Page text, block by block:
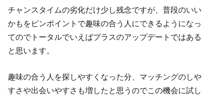
チャンスタイムの劣化だけ少し残念ですが、普段のいい
かもをピンポイントで趣味の合う人にできるようになっ
てのでトータルでいえばプラスのアップデートではある
と思います。
趣味の合う人を探しやすくなった分、マッチングのしや
すさや出会いやすさも増したと思うのでこの機会に試し